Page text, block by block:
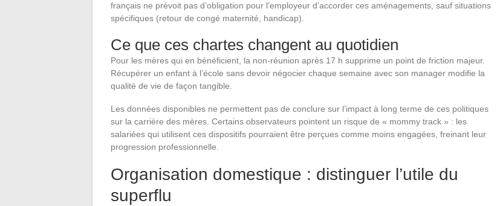
français ne prévoit pas d’obligation pour l’employeur d’accorder ces aménagements, sauf situations
spécifiques (retour de congé maternité, handicap).
Ce que ces chartes changent au quotidien
Pour les mères qui en bénéficient, la non-réunion après 17 h supprime un point de friction majeur.
Récupérer un enfant à l’école sans devoir négocier chaque semaine avec son manager modifie la
qualité de vie de façon tangible.
Les données disponibles ne permettent pas de conclure sur l’impact à long terme de ces politiques
sur la carrière des mères. Certains observateurs pointent un risque de « mommy track » : les
salariées qui utilisent ces dispositifs pourraient être perçues comme moins engagées, freinant leur
progression professionnelle.
Organisation domestique : distinguer l’utile du
superflu